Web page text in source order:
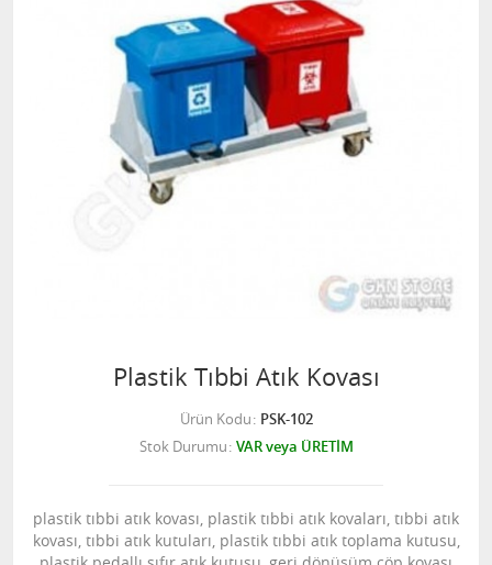
Plastik Tıbbi Atık Kovası
Ürün Kodu PSK-102
Stok Durumu VAR veya ÜRETİM
plastik tıbbi atık kovası, plastik tıbbi atık kovaları, tıbbi atık
kovası, tıbbi atık kutuları, plastik tıbbi atık toplama kutusu,